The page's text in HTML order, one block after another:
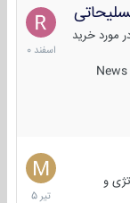
خرید
7
اسفند
1400
و
27
تیر
1405